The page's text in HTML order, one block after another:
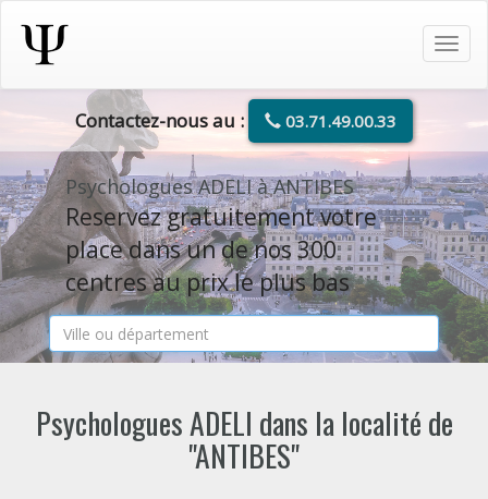
Contactez-nous au : 03.71.49.00.33
Psychologues ADELI à ANTIBES
Reservez gratuitement votre
place dans un de nos 300
centres au prix le plus bas
Psychologues ADELI dans la localité de
"ANTIBES"